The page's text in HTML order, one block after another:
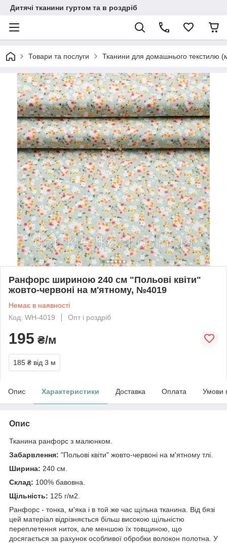
Дитячі тканини гуртом та в роздріб
Товари та послуги Тканини для домашнього текстилю
Ранфорс шириною 240 см "Польові квіти"
жовто-червоні на м'ятному, №4019
Немає в наявності
Код: WH-4019
Опт і роздріб
195 ₴/м
185 ₴ від 3 м
Опис Характеристики Доставка Оплата Умови
Опис
Тканина ранфорс з малюнком.
Забарвлення: "Польові квіти" жовто-червоні на м'ятному тлі.
Ширина: 240 см.
Склад: 100% бавовна.
Щільність: 125 г/м2.
Ранфорс - тонка, м'яка і в той же час щільна тканина. Від бязі
цей матеріал відрізняється більш високою щільністю
переплетення ниток, але меншою їх товщиною, що
досягається за рахунок особливої обробки волокон полотна. У